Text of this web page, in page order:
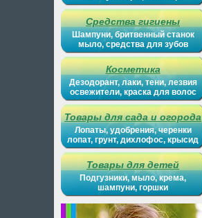
Средства гигиены
Шампуни, бритвенный станок
мыло, средства для зубов
Косметика
Дезодорант, лаки, тени, лезвия
освежители, краска для волос
Товары для сада и огорода
Лопаты, удобрения, черенки
лопат, грунт, дихлофос, крысид
Товары для детей
Подгузники, мыло, крема,
шампуни, горшки